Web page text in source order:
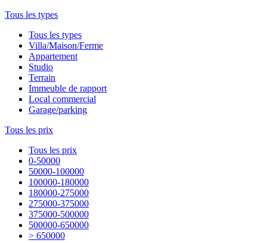
Tous les types
Tous les types
Villa/Maison/Ferme
Appartement
Studio
Terrain
Immeuble de rapport
Local commercial
Garage/parking
Tous les prix
Tous les prix
0-50000
50000-100000
100000-180000
180000-275000
275000-375000
375000-500000
500000-650000
> 650000